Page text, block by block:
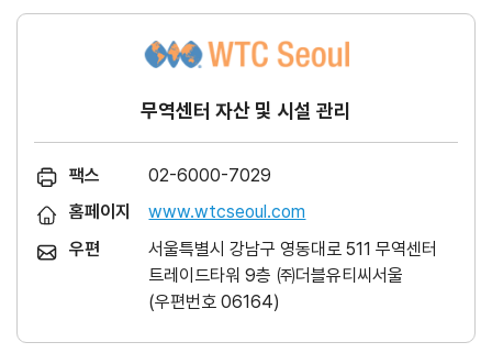
무역센터 자산 및 시설 관리
팩스
02-6000-7029
홈페이지
www.wtcseoul.com
우편
서울특별시 강남구 영동대로 511 무역센터
트레이드타워 9층 ㈜더블유티씨서울
(우편번호 06164)